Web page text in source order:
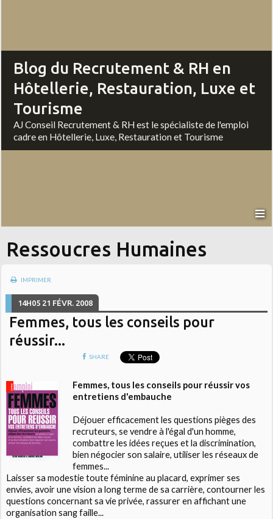
Blog du Recrutement & RH en
Hôtellerie, Restauration, Luxe et
Tourisme
AJ Conseil Recrutement & RH est le spécialiste de l'emploi
cadre en Hôtellerie, Luxe, Restauration et Tourisme
Ressoucres Humaines
IMPRIMER
14H05 21 FÉVR. 2008
Femmes, tous les conseils pour
réussir...
SHARE
Femmes, tous les conseils pour réussir vos
entretiens d'embauche
Déjouer efficacement les questions pièges des
recruteurs, se vendre à l'égal d'un homme,
combattre les idées reçues et la discrimination,
bien négocier son salaire, utiliser les réseaux de
femmes...
Laisser sa modestie toute féminine au placard, exprimer ses
envies, avoir une vision a long terme de sa carrière, contourner les
questions concernant sa vie privée, rassurer en affichant une
organisation sang faille...